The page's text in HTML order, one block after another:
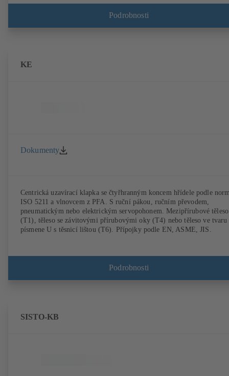
s protipřírubou. Přípojky podle EN, ASME, JIS.
Podrobnosti
KE
Dokumenty
Centrická uzavírací klapka se čtyřhranným koncem hřídele podle
ISO 5211 a vlnovcem z PFA. S ruční pákou, ručním převodem,
pneumatickým nebo elektrickým servopohonem. Mezipřírubové těleso
(T1), těleso se závitovými přírubovými oky (T4) nebo těleso ve tvaru
písmene U s těsnicí lištou (T6). Přípojky podle EN, ASME, JIS.
Podrobnosti
SISTO-KB